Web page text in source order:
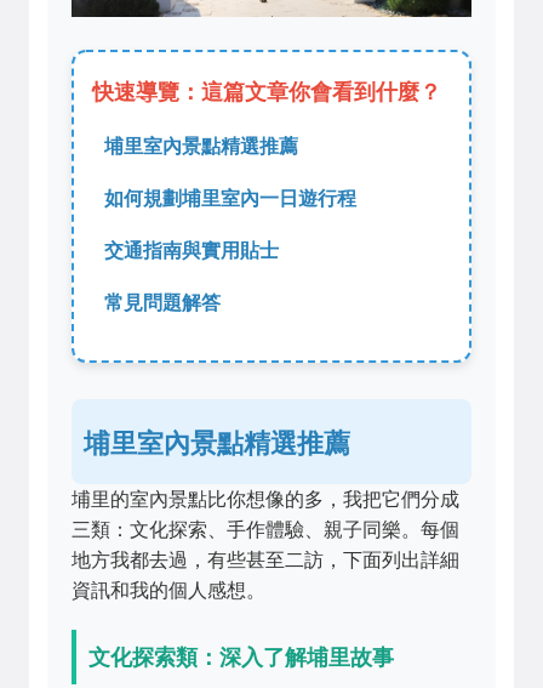
快速導覽：這篇文章你會看到什麼？
埔里室內景點精選推薦
如何規劃埔里室內一日遊行程
交通指南與實用貼士
常見問題解答
埔里室內景點精選推薦
埔里的室內景點比你想像的多，我把它們分成
三類：文化探索、手作體驗、親子同樂。每個
地方我都去過，有些甚至二訪，下面列出詳細
資訊和我的個人感想。
文化探索類：深入了解埔里故事